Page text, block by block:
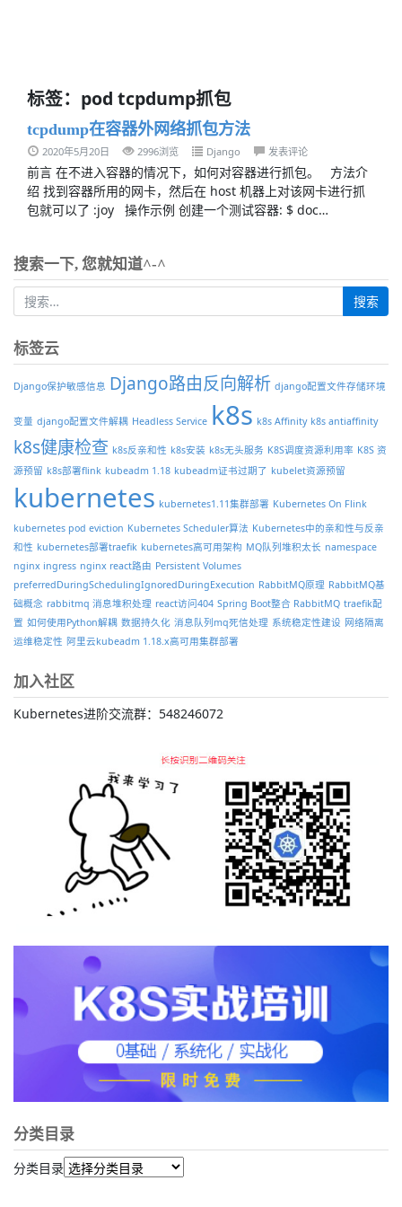
标签：pod tcpdump抓包
tcpdump在容器外网络抓包方法
2020年5月20日 2996浏览 Django 发表评论
前言 在不进入容器的情况下，如何对容器进行抓包。 方法介
绍 找到容器所用的网卡，然后在 host 机器上对该网卡进行抓
包就可以了 :joy 操作示例 创建一个测试容器: $ doc…
搜索一下, 您就知道^-^
标签云
Django保护敏感信息 Django路由反向解析 django配置文件存储环境
变量 django配置文件解耦 Headless Service k8s k8s Affinity k8s antiaffinity
k8s健康检查 k8s反亲和性 k8s安装 k8s无头服务 K8S调度资源利用率 K8S 资
源预留 k8s部署flink kubeadm 1.18 kubeadm证书过期了 kubelet资源预留
kubernetes kubernetes1.11集群部署 Kubernetes On Flink
kubernetes pod eviction Kubernetes Scheduler算法 Kubernetes中的亲和性与反亲
和性 kubernetes部署traefik kubernetes高可用架构 MQ队列堆积太长 namespace
nginx ingress nginx react路由 Persistent Volumes
preferredDuringSchedulingIgnoredDuringExecution RabbitMQ原理 RabbitMQ基
础概念 rabbitmq 消息堆积处理 react访问404 Spring Boot整合 RabbitMQ traefik配
置 如何使用Python解耦 数据持久化 消息队列mq死信处理 系统稳定性建设 网络隔离
运维稳定性 阿里云kubeadm 1.18.x高可用集群部署
加入社区
Kubernetes进阶交流群：548246072
分类目录
分类目录